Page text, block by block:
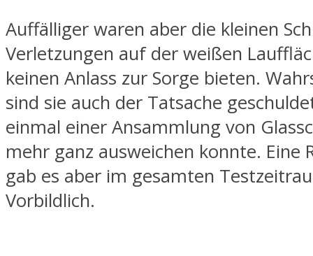
Auffälliger waren aber die kleinen
Verletzungen auf der weißen
keinen Anlass zur Sorge bieten.
sind sie auch der Tatsache
einmal einer Ansammlung von
mehr ganz ausweichen konnte. Eine
gab es aber im gesamten
Vorbildlich.